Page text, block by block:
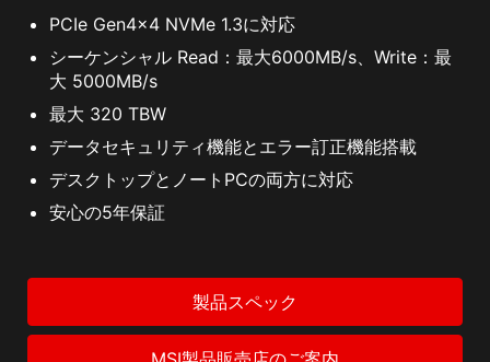
PCIe Gen4x4 NVMe 1.3に対応
シーケンシャル Read：最大6000MB/s、Write：最
大 5000MB/s
最大 320 TBW
データセキュリティ機能とエラー訂正機能搭載
デスクトップとノートPCの両方に対応
安心の5年保証
製品スペック